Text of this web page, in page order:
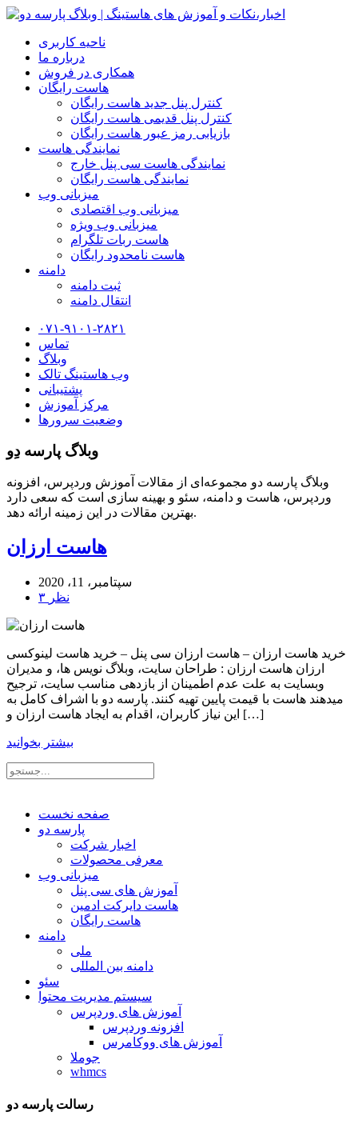
ناحیه کاربری
درباره ما
همکاری در فروش
هاست رایگان
کنترل پنل جدید هاست رایگان
کنترل پنل قدیمی هاست رایگان
بازیابی رمز عبور هاست رایگان
نمایندگی هاست
نمایندگی هاست سی پنل خارج
نمایندگی هاست رایگان
میزبانی وب
میزبانی وب اقتصادی
میزبانی وب ویژه
هاست ربات تلگرام
هاست نامحدود رایگان
دامنه
ثبت دامنه
انتقال دامنه
۰۷۱-۹۱۰۱-۲۸۲۱
تماس
وبلاگ
وب هاستینگ تالک
پشتیبانی
مرکز آموزش
وضعیت سرورها
وبلاگ پارسه دِو
وبلاگ پارسه دو مجموعه‌ای از مقالات آموزش وردپرس، افزونه
وردپرس، هاست و دامنه، سئو و بهینه سازی است که سعی دارد
بهترین مقالات در این زمینه ارائه دهد.
هاست ارزان
سپتامبر، 11، 2020
۳ نظر
خرید هاست ارزان – هاست ارزان سی پنل – خرید هاست لینوکسی
ارزان هاست ارزان : طراحان سایت، وبلاگ نویس ها، و مدیران
وبسایت به علت عدم اطمینان از بازدهی مناسب سایت، ترجیح
میدهند هاست با قیمت پایین تهیه کنند. پارسه دو با اشراف کامل به
این نیاز کاربران، اقدام به ایجاد هاست ارزان و […]
بیشتر بخوانید
صفحه نخست
پارسه دو
اخبار شرکت
معرفی محصولات
میزبانی وب
آموزش های سی پنل
هاست دایرکت ادمین
هاست رایگان
دامنه
ملی
دامنه بین المللی
سئو
سیستم مدیریت محتوا
آموزش های وردپرس
افزونه وردپرس
آموزش های ووکامرس
جوملا
whmcs
رسالت پارسه دو